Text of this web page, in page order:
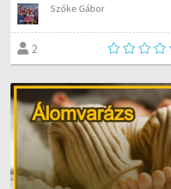
Szőke Gábor
2